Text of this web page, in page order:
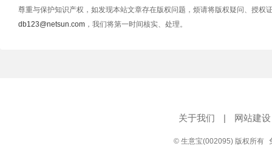
尊重与保护知识产权，如发现本站文章存在版权问题，烦请将版权疑问、授权
db123@netsun.com ，我们将第一时间核实、处理。
关于我们 | 网站建设
© 生意宝(002095) 版权所有